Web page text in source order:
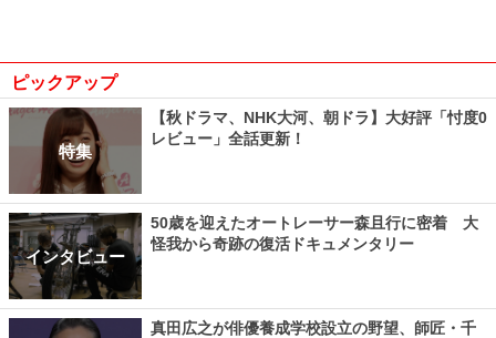
ピックアップ
特集
【秋ドラマ、NHK大河、朝ドラ】大好評「忖度0
レビュー」全話更新！
インタビュー
50歳を迎えたオートレーサー森且行に密着 大
怪我から奇跡の復活ドキュメンタリー
真田広之が俳優養成学校設立の野望、師匠・千